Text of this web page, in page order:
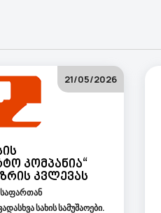
Კომპანია“
Კვლევას
საფართან
სახის სამუშაოები.
21/05/2026